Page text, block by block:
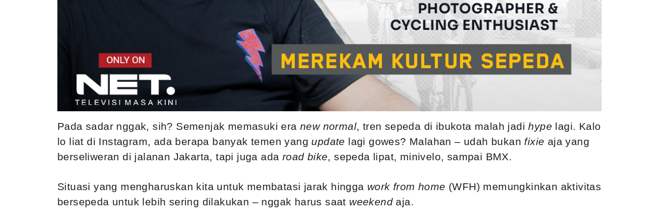
Pada sadar nggak, sih? Semenjak memasuki era new normal, tren sepeda di ibukota malah jadihype lagi. Kalo
lo liat di Instagram, ada berapa banyak temen yang update lagi gowes? Malahan – udah bukan fixie aja yang
berseliweran di jalanan Jakarta, tapi juga ada road bike, sepeda lipat, minivelo, sampai BMX.
Situasi yang mengharuskan kita untuk membatasi jarak hingga work from home (WFH) memungkinkan aktivitas
bersepeda untuk lebih sering dilakukan – nggak harus saat weekendaja.